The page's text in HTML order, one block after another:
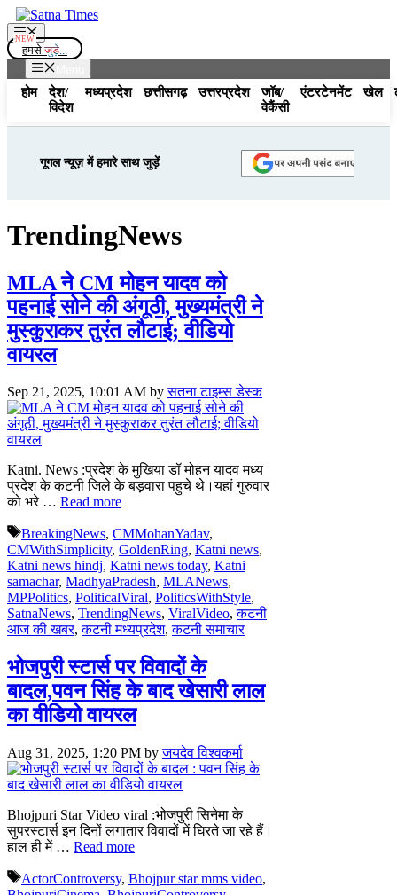
Skip
to
content
Menu
हमसे जुड़े...
होम
देश/
विदेश
मध्यप्रदेश छत्तीसगढ़ उत्तरप्रदेश
जॉब/
वेकैंसी
एंटरटेनमेंट खेल
गूगल न्यूज़ में हमारे साथ जुड़ें
TrendingNews
MLA ने CM मोहन यादव को
पहनाई सोने की अंगूठी, मुख्यमंत्री ने
मुस्कुराकर तुरंत लौटाई; वीडियो
वायरल
Sep 21, 2025, 10:01 AM byसतना टाइम्स डेस्क
Katni. News :प्रदेश के मुखिया डॉ मोहन यादव मध्य
प्रदेश के कटनी जिले के बड़वारा पहुचे थे।यहां गुरुवार
को भरे … Read more
Tags
BreakingNews, CMMohanYadav,
CMWithSimplicity, GoldenRing, Katni news,
Katni news hindj, Katni news today, Katni
samachar, MadhyaPradesh, MLANews,
MPPolitics, PoliticalViral, PoliticsWithStyle,
SatnaNews, TrendingNews, ViralVideo,कटनी
आज की खबर,कटनी मध्यप्रदेश,कटनी समाचार
भोजपुरी स्टार्स पर विवादों के
बादल,पवन सिंह के बाद खेसारी लाल
का वीडियो वायरल
Aug 31, 2025, 1:20 PM byजयदेव विश्वकर्मा
Bhojpuri Star Video viral :भोजपुरी सिनेमा के
सुपरस्टार्स इन दिनों लगातार विवादों में घिरते जा रहे हैं।
हाल ही में … Read more
Tags
ActorControversy, Bhojpur star mms video,